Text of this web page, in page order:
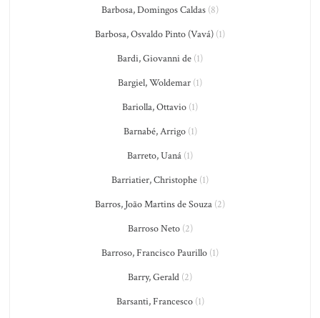
Barbosa, Domingos Caldas (8)
Barbosa, Osvaldo Pinto (Vavá) (1)
Bardi, Giovanni de (1)
Bargiel, Woldemar (1)
Bariolla, Ottavio (1)
Barnabé, Arrigo(1)
Barreto, Uaná (1)
Barriatier, Christophe (1)
Barros, João Martins de Souza (2)
Barroso Neto(2)
Barroso, Francisco Paurillo (1)
Barry, Gerald (2)
Barsanti, Francesco(1)